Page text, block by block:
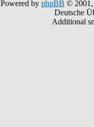
Powered by phpBB © 2001,
Deutsche
Additional